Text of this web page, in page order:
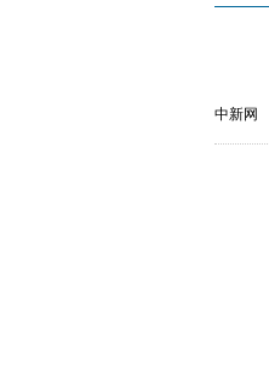
中新网